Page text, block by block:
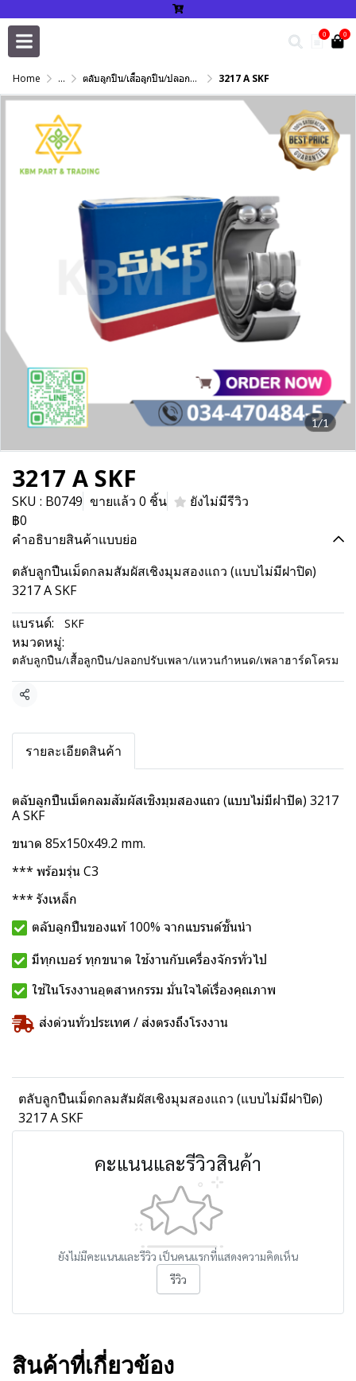
0 0
Home ... ตลับลูกปืน/เสื้อลูกปืน/ปลอกปรับเพลา/แหวนกำหนด/เพลาฮาร์ดโครม 3217 A SKF
1/1
3217 A SKF
SKU : B0749 ขายแล้ว 0 ชิ้น
ยังไม่มีรีวิว
฿0
คำอธิบายสินค้าแบบย่อ
ตลับลูกปืนเม็ดกลมสัมผัสเชิงมุมสองแถว (แบบไม่มีฝาปิด)
3217 A SKF
แบรนด์:
SKF
หมวดหมู่:
ตลับลูกปืน/เสื้อลูกปืน/ปลอกปรับเพลา/แหวนกำหนด/เพลาฮาร์ดโครม
แชร์
รายละเอียดสินค้า
ตลับลูกปืนเม็ดกลมสัมผัสเชิงมุมสองแถว (แบบไม่มีฝาปิด) 3217
A SKF
ขนาด 85x150x49.2 mm.
*** พร้อมรุ่น C3
*** รังเหล็ก
ตลับลูกปืนของแท้ 100% จากแบรนด์ชั้นนำ
มีทุกเบอร์ ทุกขนาด ใช้งานกับเครื่องจักรทั่วไป
ใช้ในโรงงานอุตสาหกรรม มั่นใจได้เรื่องคุณภาพ
ส่งด่วนทั่วประเทศ / ส่งตรงถึงโรงงาน
ตลับลูกปืนเม็ดกลมสัมผัสเชิงมุมสองแถว (แบบไม่มีฝาปิด)
3217 A SKF
คะแนนและรีวิวสินค้า
ยังไม่มีคะแนนและรีวิว เป็นคนแรกที่แสดงความคิดเห็น
รีวิว
สินค้าที่เกี่ยวข้อง